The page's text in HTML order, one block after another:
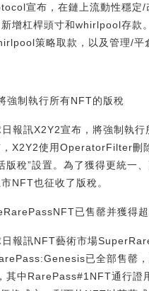
宣布，在鏈上流動性穩定/
增杠桿頭寸和whirlpool存款
策略取款，以及管理/平
強制執行所有NFT的版稅
報訊X2Y2宣布，將強制執行
，X2Y2使用OperatorFilter刪
版稅”設置。為了獲得更統一
NFT也征收了版稅。
已售罄并獲得
報訊NFT藝術市場
已全部售罄
其中RarePass#1NFT通行證